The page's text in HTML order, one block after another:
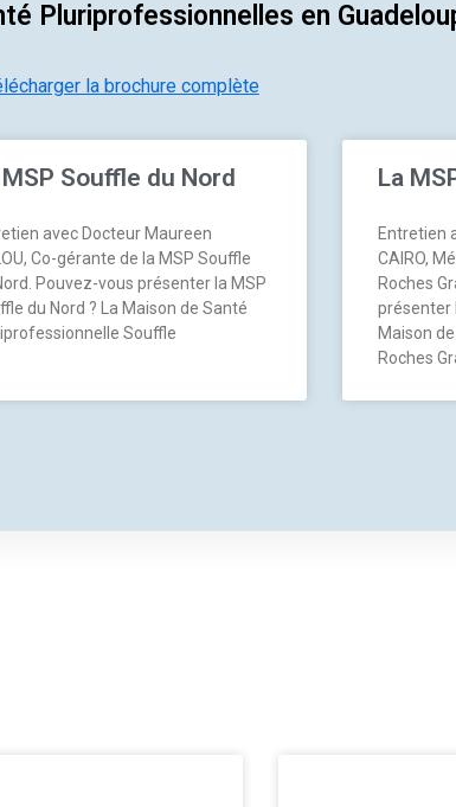
Pluriprofessionnelles en
la brochure complète
MSP Souffle du Nord
avec Docteur Maureen
Co-gérante de la MSP Souffle
Pouvez-vous présenter la MSP
du Nord ? La Maison de Santé
Souffle
La
Entretien
CAIRO,
Roches
présenter
Maison
Roches